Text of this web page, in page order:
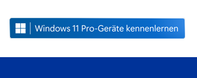
enthält 0 Positionen. Der